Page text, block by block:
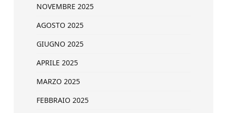
NOVEMBRE 2025
AGOSTO 2025
GIUGNO 2025
APRILE 2025
MARZO 2025
FEBBRAIO 2025